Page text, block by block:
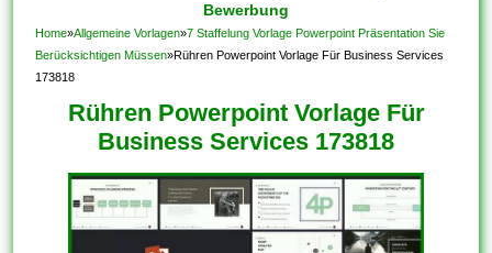
Bewerbung
Home»Allgemeine Vorlagen»7 Staffelung Vorlage Powerpoint Präsentation Sie
Berücksichtigen Müssen»Rühren Powerpoint Vorlage Für Business Services
173818
Rühren Powerpoint Vorlage Für
Business Services 173818